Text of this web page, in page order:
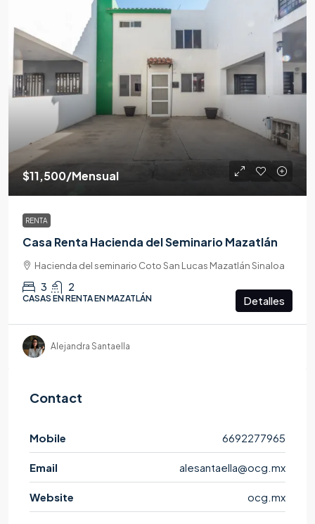
$11,500/Mensual
RENTA
Casa Renta Hacienda del Seminario Mazatlán
Hacienda del seminario Coto San Lucas Mazatlán Sinaloa
3 2
CASAS EN RENTA EN MAZATLÁN Detalles
Alejandra Santaella
Contact
Mobile 6692277965
Email alesantaella@ocg.mx
Website ocg.mx